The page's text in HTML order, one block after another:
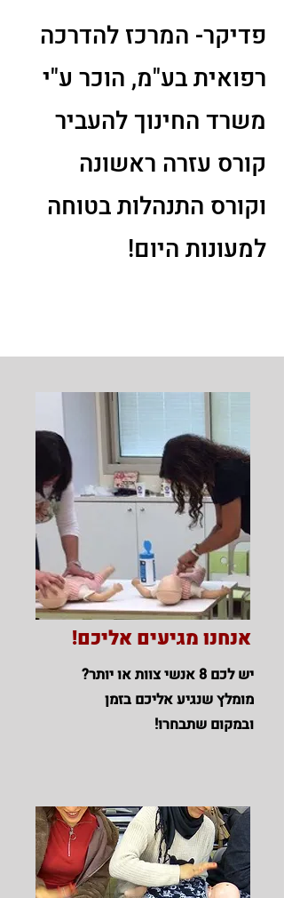
פדיקר- המרכז להדרכה
רפואית בע"מ, הוכר ע"י
משרד החינוך להעביר
קורס עזרה ראשונה
וקורס התנהלות בטוחה
למעונות היום!
אנחנו מגיעים אליכם!
יש לכם 8 אנשי צוות או יותר?
מומלץ שנגיע אליכם בזמן
ובמקום שתבחרו!